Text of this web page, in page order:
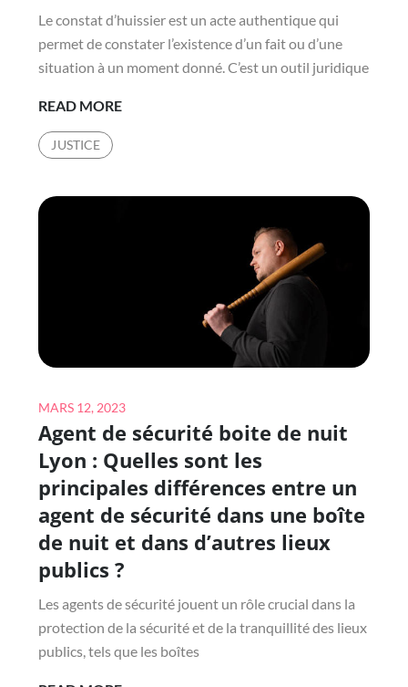
Le constat d’huissier est un acte authentique qui
permet de constater l’existence d’un fait ou d’une
situation à un moment donné. C’est un outil juridique
READ MORECONSTAT
COLOMBE
D’HUISSIER
INTERNET
EN
DEHORS
DE
LA
FRANCE?
JUSTICE
Posted
on
MARS 12, 2023
Agent de sécurité boite de nuit
Lyon : Quelles sont les
principales différences entre un
agent de sécurité dans une boîte
de nuit et dans d’autres lieux
publics ?
Les agents de sécurité jouent un rôle crucial dans la
protection de la sécurité et de la tranquillité des lieux
publics, tels que les boîtes